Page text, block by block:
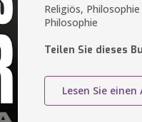
Religiös,
Philosophie
Teilen Sie dieses
Lesen Sie einen